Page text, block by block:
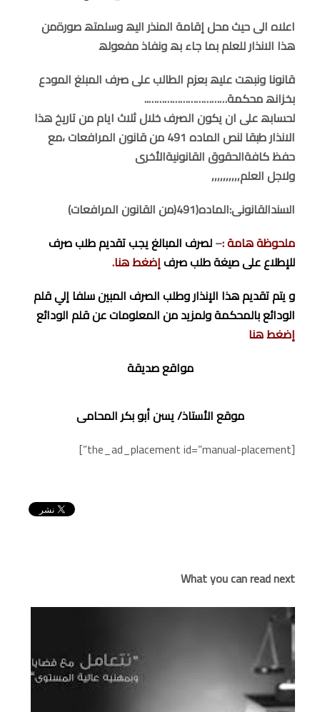
اعلاه الى حیث محلإقامة المنذر الیھ وسلمتھ صورةمن
ھذا الانذار للعلم بما جاء بھ ونفاذ مفعولھ
قانونا ونبھت علیھ بعزم الطالب على صرف المبلغ المودع
بخزانھ محكمة…………………………..
لحسابھ على ان یكون الصرف خلال ثلاث ایام من تاریخ ھذا
الانذار طبقا لنص الماده 491 من قانون المرافعات ،مع
حفظ كافةالحقوق القانونیةالأخرى
ولاجل العلم,,,,,,,,,,
السندالقانونى:الماده(491(من القانون المرافعات)
ملحوظة هامة :–لصرف المبالغ يجب تقديم طلب صرف
للإطلاع على صيغة طلب صرفإضغط هنا.
و يتم تقديم هذا الإنذار وطلب الصرف المبين سلفا إلي قلم
الودائع بالمحكمة ولمزيد من المعلومات عن قلم الودائع
إضغط هنا
مواقع صديقة
موقع الأستاذ/ يسن أبو بكر المحامى
[the_ad_placement id=”manual-placement”]
What you can read next